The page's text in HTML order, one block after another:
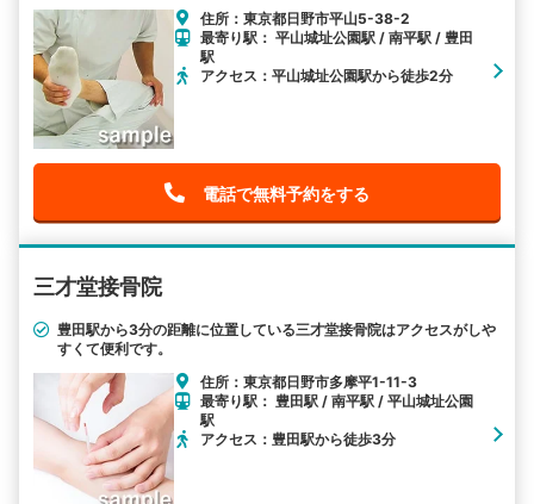
住所：東京都日野市平山5-38-2
最寄り駅： 平山城址公園駅 / 南平駅 / 豊田
駅
アクセス：平山城址公園駅から徒歩2分
電話で無料予約をする
三才堂接骨院
豊田駅から3分の距離に位置している三才堂接骨院はアクセスがしや
すくて便利です。
住所：東京都日野市多摩平1-11-3
最寄り駅： 豊田駅 / 南平駅 / 平山城址公園
駅
アクセス：豊田駅から徒歩3分